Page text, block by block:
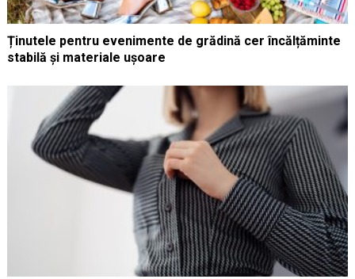
Ținutele pentru evenimente de grădină cer încălțăminte
stabilă și materiale ușoare